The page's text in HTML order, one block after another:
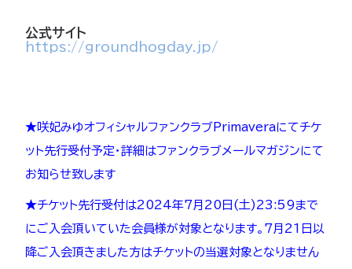
公式サイト
https://groundhogday.jp/
★咲妃みゆオフィシャルファンクラブPrimaveraにてチケ
ット先行受付予定・詳細はファンクラブメールマガジンにて
お知らせ致します
★チケット先行受付は2024年7月20日(土)23:59まで
にご入会頂いていた会員様が対象となります。7月21日以
降ご入会頂きました方はチケットの当選対象となりません